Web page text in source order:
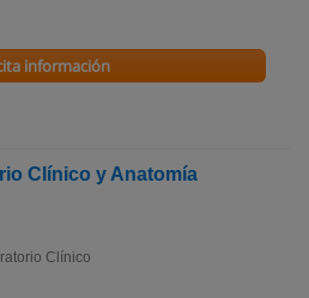
información
Clínico y Anatomía
Clínico